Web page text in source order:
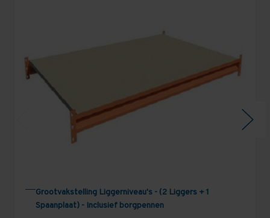
Grootvakstelling Liggerniveau's - (2 Liggers + 1
Spaanplaat) - Inclusief borgpennen